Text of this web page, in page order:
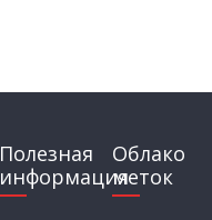
Полезная
информация
Облако
меток